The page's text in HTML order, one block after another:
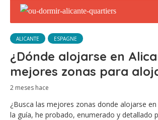
ALICANTE ESPAGNE
¿Dónde alojarse en
mejores zonas para
2 meses hace
¿Busca las mejores zonas donde alojarse en
la guía, he probado, enumerado y detallado